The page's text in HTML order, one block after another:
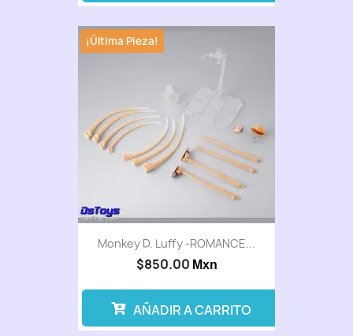
Monkey D. Luffy -ROMANCE...
$850.00 Mxn
¡Última Pieza!
AÑADIR A CARRITO